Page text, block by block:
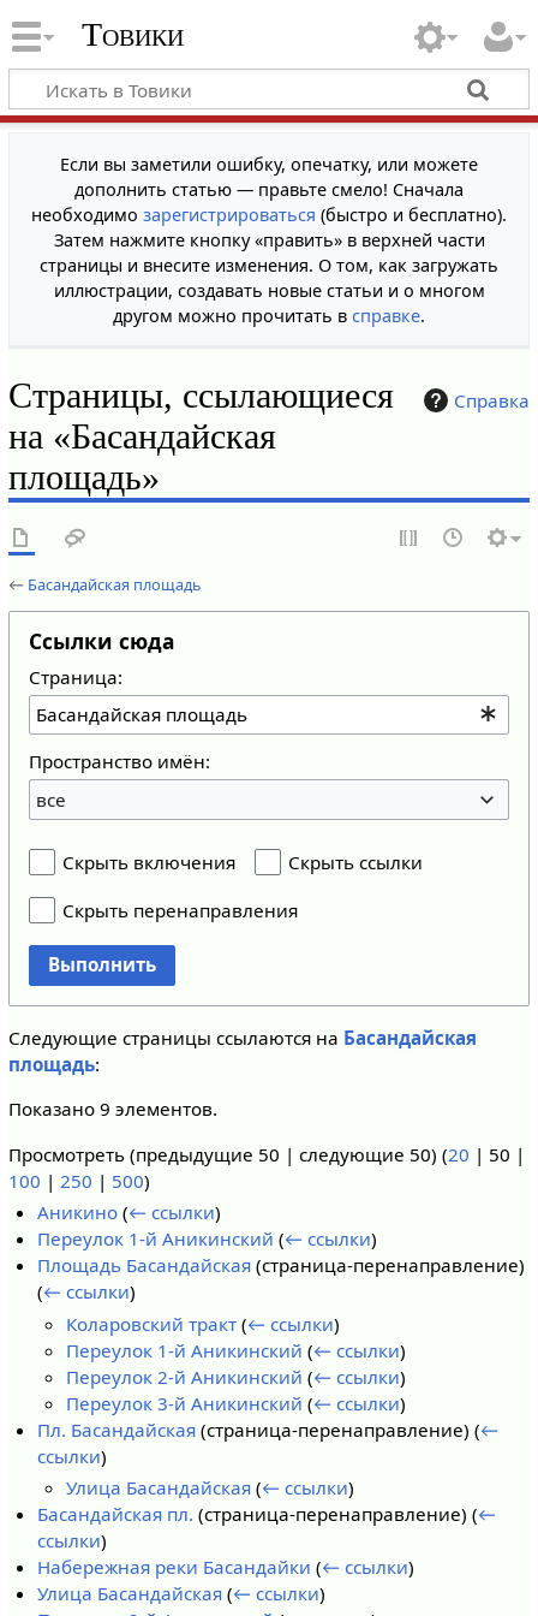
Товики
Если вы заметили ошибку, опечатку, или можете
дополнить статью — правьте смело! Сначала
необходимо зарегистрироваться (быстро и бесплатно).
Затем нажмите кнопку «править» в верхней части
страницы и внесите изменения. О том, как загружать
иллюстрации, создавать новые статьи и о многом
другом можно прочитать в справке.
Справка
Страницы, ссылающиеся
на «Басандайская
площадь»
← Басандайская площадь
Ссылки сюда
Страница:
Пространство имён:
все
Скрыть включения
Скрыть ссылки
Скрыть перенаправления
Выполнить
Следующие страницы ссылаются на Басандайская
площадь:
Показано 9 элементов.
Просмотреть (предыдущие 50 | следующие 50) (20 | 50 |
100 | 250 | 500)
Аникино (← ссылки)
Переулок 1-й Аникинский (← ссылки)
Площадь Басандайская (страница-перенаправление)
(← ссылки)
Коларовский тракт (← ссылки)
Переулок 1-й Аникинский (← ссылки)
Переулок 2-й Аникинский (← ссылки)
Переулок 3-й Аникинский (← ссылки)
Пл. Басандайская (страница-перенаправление)(←
ссылки)
Улица Басандайская (← ссылки)
Басандайская пл. (страница-перенаправление)(←
ссылки)
Набережная реки Басандайки (← ссылки)
Улица Басандайская (← ссылки)